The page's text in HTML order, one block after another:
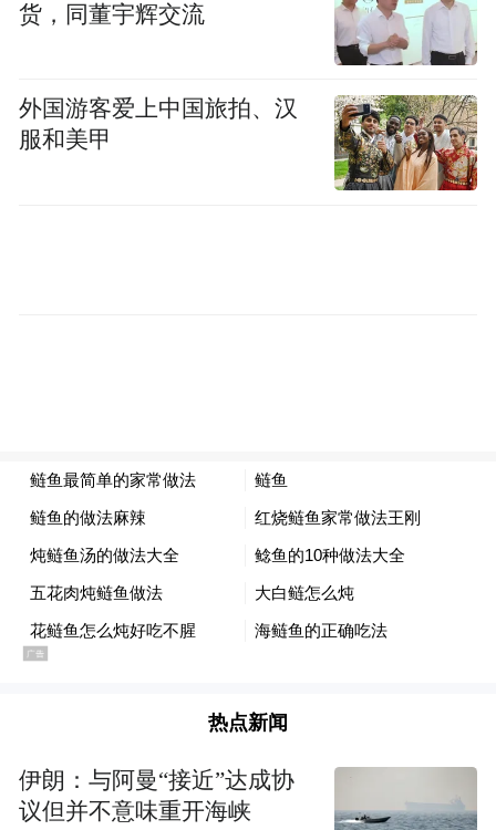
至于预约限时问题，该工作人员说，因办理
限上午办理。
官方回应：健康证可以在南昌市内通用
不过，该工作人员坦言，他们开具的健康证
曾被其他区县的餐饮店质疑真伪，“因为南昌
城区办健康证都实现了电子化，我们这里还
是纸质的，所以就被人认为假的。”
“南昌市内健康证可以通用。”红谷滩区市场
她说，市民可凭餐饮店提供的营业执照到红
谷滩区市监局领取体检卡，在该区定点机构
免费体检。
货，同董宇辉交流
外国游客爱上中国旅拍、汉
服和美甲
热点新闻
伊朗：与阿曼“接近”达成协
议但并不意味重开海峡